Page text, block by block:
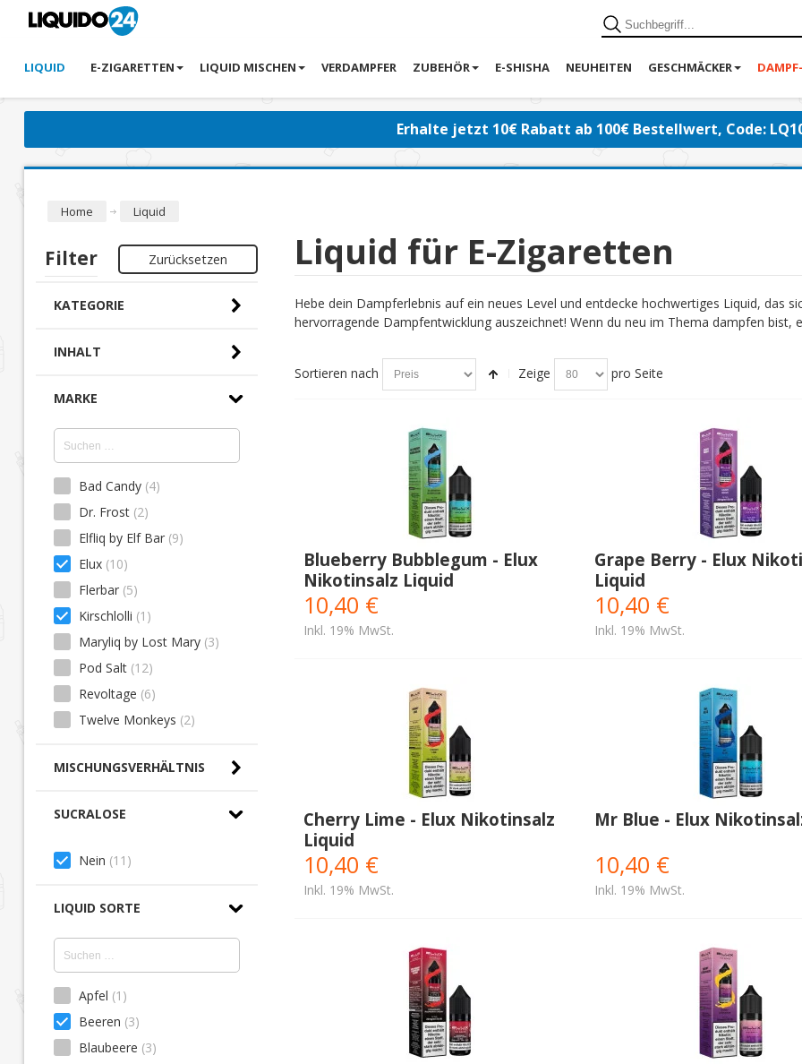
LIQUID E-ZIGARETTEN LIQUID MISCHEN VERDAMPFER ZUBEHÖR E-SHISHA NEUHEITEN GESCHMÄCKER
Erhalte jetzt 10€ Rabatt ab 100€ Bestellwert, Code:
Home Liquid
Liquid für E-Zigaretten
Hebe dein Dampferlebnis auf ein neues Level und entdecke hochwertiges Liquid, das
hervorragende Dampfentwicklung auszeichnet! Wenn du neu im Thema dampfen bist,
Sortieren nach Zeige pro Seite
Blueberry Bubblegum - Elux
Nikotinsalz Liquid
10,40 €
Inkl. 19% MwSt.
Grape Berry - Elux
Liquid
10,40 €
Inkl. 19% MwSt.
Cherry Lime - Elux Nikotinsalz
Liquid
10,40 €
Inkl. 19% MwSt.
Mr Blue - Elux
10,40 €
Inkl. 19% MwSt.
Filter Zurücksetzen
KATEGORIE
INHALT
MARKE
Bad Candy (4)
Dr. Frost (2)
Elfliq by Elf Bar (9)
Elux (10)
Flerbar (5)
Kirschlolli (1)
Maryliq by Lost Mary (3)
Pod Salt (12)
Revoltage (6)
Twelve Monkeys (2)
MISCHUNGSVERHÄLTNIS
SUCRALOSE
Nein (11)
LIQUID SORTE
Apfel (1)
Beeren (3)
Blaubeere (3)